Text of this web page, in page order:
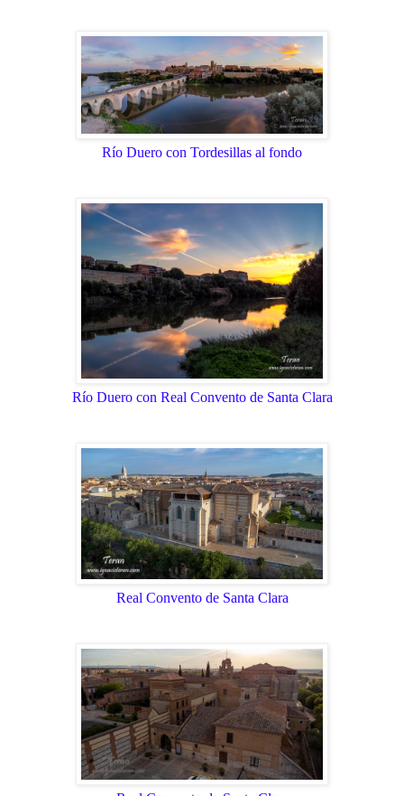
Río Duero con Tordesillas al fondo
Río Duero con Real Convento de Santa Clara
Real Convento de Santa Clara